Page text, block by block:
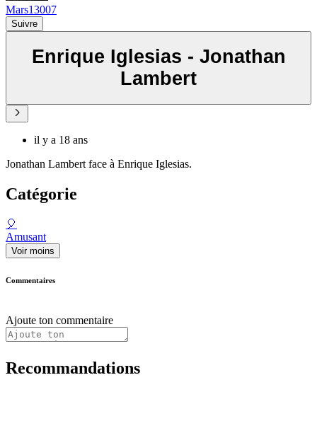
Mars13007
Suivre
Enrique Iglesias - Jonathan
Lambert
il y a 18 ans
Jonathan Lambert face à Enrique Iglesias.
Catégorie
🎈
Amusant
Voir moins
Commentaires
Ajoute ton commentaire
Recommandations